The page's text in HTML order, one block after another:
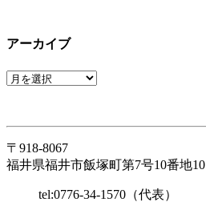
アーカイブ
〒918-8067
福井県福井市飯塚町第7号10番地10
tel:0776-34-1570（代表）